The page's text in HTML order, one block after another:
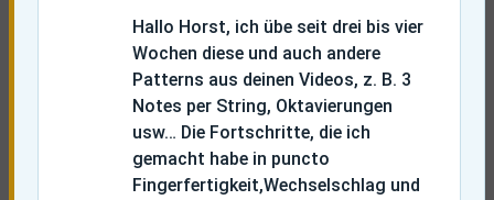
Hallo Horst, ich übe seit drei bis vier
Wochen diese und auch andere
Patterns aus deinen Videos, z. B. 3
Notes per String, Oktavierungen
usw… Die Fortschritte, die ich
gemacht habe in puncto
Fingerfertigkeit,Wechselschlag und